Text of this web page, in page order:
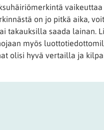
on jo pitkä aika,
takauksilla saada lainan.
myös
olisi hyvä vertailla ja